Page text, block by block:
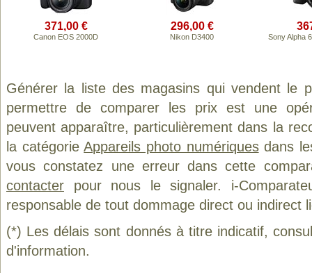
371,00 €
Canon EOS 2000D
296,00 €
Nikon D3400 Sony Alpha
Générer la liste des magasins qui vendent le
permettre de comparer les prix est une
peuvent apparaître, particulièrement dans la
la catégorieAppareils photo numériquesdans
vous constatez une erreur dans cette
contacter pour nous le signaler. i-
responsable de tout dommage direct ou indirect
(*) Les délais sont donnés à titre indicatif,
d'information.